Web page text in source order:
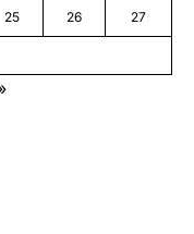
25 26 27